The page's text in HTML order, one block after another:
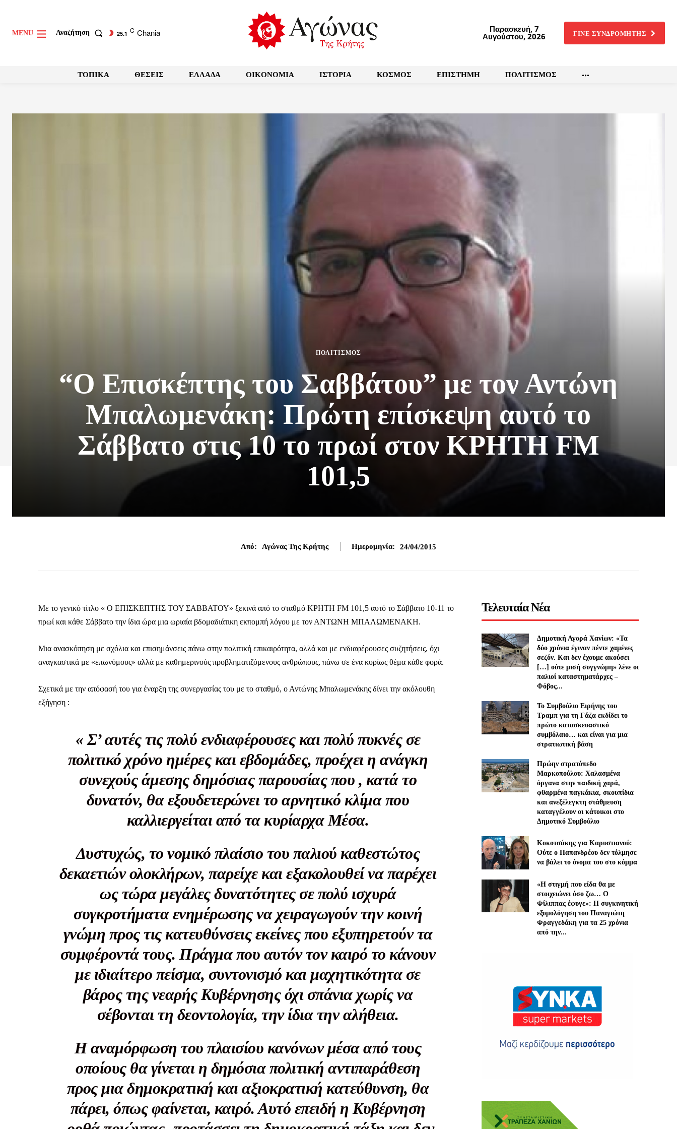
Καθημερινή Μαχητική
Εφημερίδα
ΕΓΓΡΑΦΕΙΤΕ
Αγώνας της Κρήτης
Ποιοι είμαστε
Στείλτε το άρθρο σας | Κάντε μια δωρεά
MENU Αναζήτηση 25.1 C Chania Παρασκευή, 7
Αυγούστου, 2026 ΓΙΝΕ ΣΥΝΔΡΟΜΗΤΗΣ
ΤΟΠΙΚΑ ΘΕΣΕΙΣ ΕΛΛΑΔΑ OIKONOMIA ΙΣΤΟΡΙΑ ΚΟΣΜΟΣ ΕΠΙΣΤΗΜΗ ΠΟΛΙΤΙΣΜΟΣ
ΠΟΛΙΤΙΣΜΟΣ
“Ο Επισκέπτης του Σαββάτου” με τον Αντώνη
Μπαλωμενάκη: Πρώτη επίσκεψη αυτό το
Σάββατο στις 10 το πρωί στον KPHTH FM
101,5
Από: Αγώνας Της Κρήτης Ημερομηνία: 24/04/2015
Με το γενικό τίτλο « Ο ΕΠΙΣΚΕΠΤΗΣ ΤΟΥ ΣΑΒΒΑΤΟΥ» ξεκινά από το σταθμό ΚΡΗΤΗ FM 101,5 αυτό το Σάββατο 10-11 το
πρωί και κάθε Σάββατο την ίδια ώρα μια ωριαία βδομαδιάτικη εκπομπή λόγου με τον ΑΝΤΩΝΗ ΜΠΑΛΩΜΕΝΑΚΗ.
Μια ανασκόπηση με σχόλια και επισημάνσεις πάνω στην πολιτική επικαιρότητα, αλλά και με ενδιαφέρουσες συζητήσεις, όχι
αναγκαστικά με «επωνύμους» αλλά με καθημερινούς προβληματιζόμενους ανθρώπους, πάνω σε ένα κυρίως θέμα κάθε φορά.
Σχετικά με την απόφασή του για έναρξη της συνεργασίας του με το σταθμό, ο Αντώνης Μπαλωμενάκης δίνει την ακόλουθη
εξήγηση :
« Σ’ αυτές τις πολύ ενδιαφέρουσες και πολύ πυκνές σε
πολιτικό χρόνο ημέρες και εβδομάδες, προέχει η ανάγκη
συνεχούς άμεσης δημόσιας παρουσίας που , κατά το
δυνατόν, θα εξουδετερώνει το αρνητικό κλίμα που
καλλιεργείται από τα κυρίαρχα Μέσα.
Δυστυχώς, το νομικό πλαίσιο του παλιού καθεστώτος
δεκαετιών ολοκλήρων, παρείχε και εξακολουθεί να παρέχει
ως τώρα μεγάλες δυνατότητες σε πολύ ισχυρά
συγκροτήματα ενημέρωσης να χειραγωγούν την κοινή
γνώμη προς τις κατευθύνσεις εκείνες που εξυπηρετούν τα
συμφέροντά τους. Πράγμα που αυτόν τον καιρό το κάνουν
με ιδιαίτερο πείσμα, συντονισμό και μαχητικότητα σε
βάρος της νεαρής Κυβέρνησης όχι σπάνια χωρίς να
σέβονται τη δεοντολογία, την ίδια την αλήθεια.
Η αναμόρφωση του πλαισίου κανόνων μέσα από τους
οποίους θα γίνεται η δημόσια πολιτική αντιπαράθεση
προς μια δημοκρατική και αξιοκρατική κατεύθυνση, θα
πάρει, όπως φαίνεται, καιρό. Αυτό επειδή η Κυβέρνηση
Τελευταία Νέα
Δημοτική Αγορά Χανίων: «Τα
δύο χρόνια έγιναν πέντε χαμένες
σεζόν. Και δεν έχουμε ακούσει
[…] ούτε μισή συγγνώμη» λένε οι
παλιοί καταστηματάρχες –
Φόβος...
Το Συμβούλιο Ειρήνης του
Τραμπ για τη Γάζα εκδίδει το
πρώτο κατασκευαστικό
συμβόλαιο… και είναι για μια
στρατιωτική βάση
Πρώην στρατόπεδο
Μαρκοπούλου: Χαλασμένα
όργανα στην παιδική χαρά,
φθαρμένα παγκάκια, σκουπίδια
και ανεξέλεγκτη στάθμευση
καταγγέλουν οι κάτοικοι στο
Δημοτικό Συμβούλιο
Κοκοτσάκης για Καρυστιανού:
Ούτε ο Παπανδρέου δεν τόλμησε
να βάλει το όνομα του στο κόμμα
«Η στιγμή που είδα θα με
στοιχειώνει όσο ζω… Ο
Φίλιππας έφυγε»: Η συγκινητική
εξομολόγηση του Παναγιώτη
Φραγγεδάκη για τα 25 χρόνια
από την...